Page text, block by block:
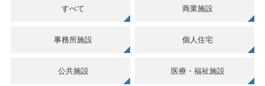
すべて 商業施設
事務所施設 個人住宅
公共施設 医療・福祉施設